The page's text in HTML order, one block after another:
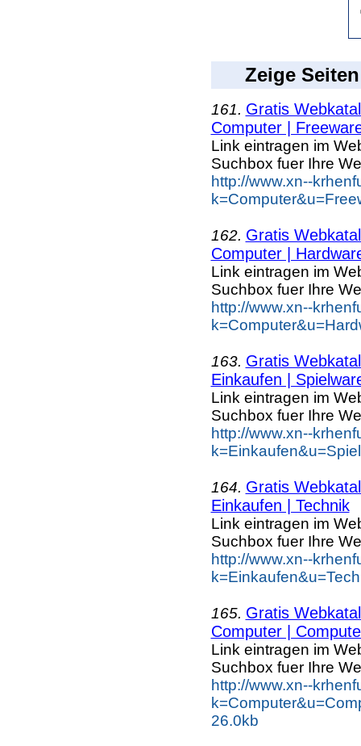
Zeige
161. Gratis
Computer |
Link eintragen im
Suchbox fuer Ihre
http://www.xn--
162. Gratis
Computer |
Link eintragen im
Suchbox fuer Ihre
http://www.xn--
163. Gratis
Einkaufen |
Link eintragen im
Suchbox fuer Ihre
http://www.xn--
164. Gratis
Einkaufen | Technik
Link eintragen im
Suchbox fuer Ihre
http://www.xn--
165. Gratis
Computer |
Link eintragen im
Suchbox fuer Ihre
http://www.xn--
26.0kb